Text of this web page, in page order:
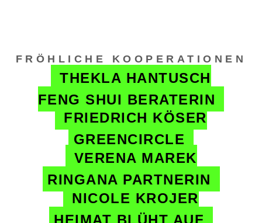
FRÖHLICHE KOOPERATIONEN
THEKLA HANTUSCH
FENG SHUI BERATERIN
FRIEDRICH KÖSER
GREENCIRCLE
VERENA MAREK
RINGANA PARTNERIN
NICOLE KROJER
HEIMAT BLÜHT AUF